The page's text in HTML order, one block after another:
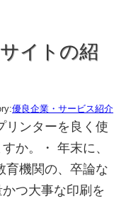
イトの紹
優良企業・サービス紹介
リンターを良く使
か。・ 年末に、
育機関の、卒論な
つ大事な印刷を